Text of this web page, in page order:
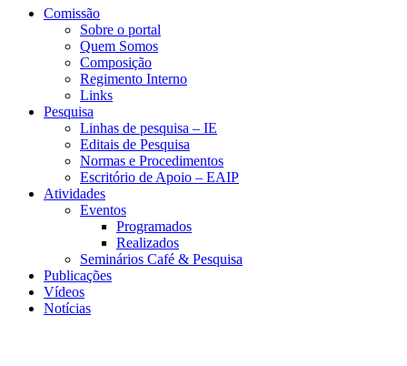
Comissão
Sobre o portal
Quem Somos
Composição
Regimento Interno
Links
Pesquisa
Linhas de pesquisa – IE
Editais de Pesquisa
Normas e Procedimentos
Escritório de Apoio – EAIP
Atividades
Eventos
Programados
Realizados
Seminários Café & Pesquisa
Publicações
Vídeos
Notícias